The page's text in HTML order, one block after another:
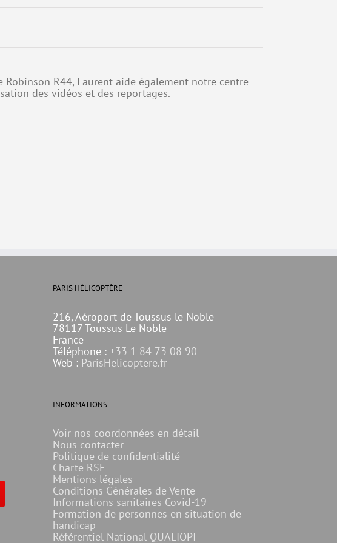
R44, Laurent aide également notre centre
des vidéos et des reportages.
PARIS HÉLICOPTÈRE
216, Aéroport de Toussus le Noble
78117 Toussus Le Noble
France
Téléphone : +33 1 84 73 08 90
Web : ParisHelicoptere.fr
INFORMATIONS
Voir nos coordonnées en détail
Nous contacter
Politique de confidentialité
Charte RSE
Mentions légales
Conditions Générales de Vente
Informations sanitaires Covid-19
Formation de personnes en situation de
handicap
Référentiel National QUALIOPI